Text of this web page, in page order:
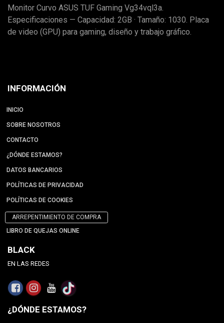
Monitor Curvo ASUS TUF Gaming Vg34vql3a.
Especificaciones — Capacidad: 2GB · Tamaño: 1030. Placa
de video (GPU) para gaming, diseño y trabajo gráfico.
INFORMACIÓN
INICIO
SOBRE NOSOTROS
CONTACTO
¿DÓNDE ESTAMOS?
DATOS BANCARIOS
POLÍTICAS DE PRIVACIDAD
POLÍTICAS DE COOKIES
ARREPENTIMIENTO DE COMPRA
LIBRO DE QUEJAS ONLINE
BLACK
EN LAS REDES
¿DÓNDE ESTAMOS?